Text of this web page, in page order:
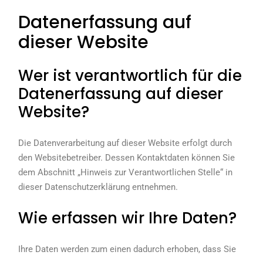
Datenerfassung auf
dieser Website
Wer ist verantwortlich für die
Datenerfassung auf dieser
Website?
Die Datenverarbeitung auf dieser Website erfolgt durch
den Websitebetreiber. Dessen Kontaktdaten können Sie
dem Abschnitt „Hinweis zur Verantwortlichen Stelle“ in
dieser Datenschutzerklärung entnehmen.
Wie erfassen wir Ihre Daten?
Ihre Daten werden zum einen dadurch erhoben, dass Sie